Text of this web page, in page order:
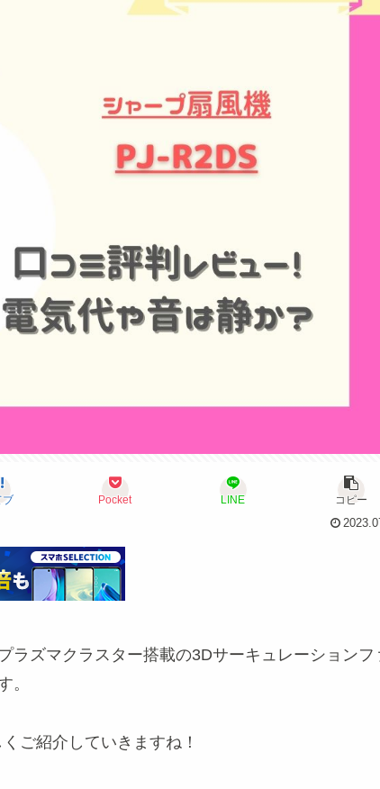
ブ Pocket LINE
コピー
ラズマクラスター搭載の3Dサーキュレーションフ
。
ご紹介していきますね！